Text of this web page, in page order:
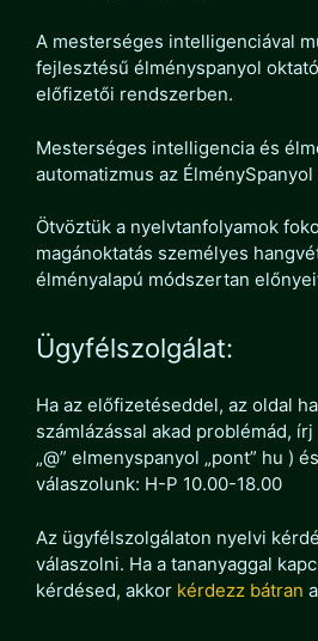
A mesterséges intelligenciával
fejlesztésű élményspanyol
előfizetői rendszerben.
Mesterséges intelligencia és
automatizmus az
Ötvöztük a nyelvtanfolyamok
magánoktatás személyes
élményalapú módszertan
Ügyfélszolgálat:
Ha az előfizetéseddel, az oldal
számlázással akad problémád,
„@” elmenyspanyol „pont” hu )
válaszolunk: H-P 10.00-18.00
Az ügyfélszolgálaton nyelvi
válaszolni. Ha a tananyaggal
kérdésed, akkor kérdezz bátran